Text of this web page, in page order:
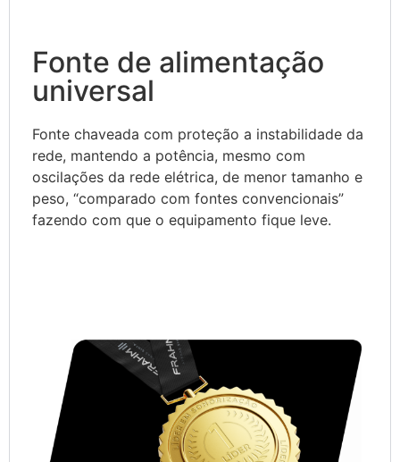
Fonte de alimentação
universal
Fonte chaveada com proteção a instabilidade da
rede, mantendo a potência, mesmo com
oscilações da rede elétrica, de menor tamanho e
peso, “comparado com fontes convencionais”
fazendo com que o equipamento fique leve.